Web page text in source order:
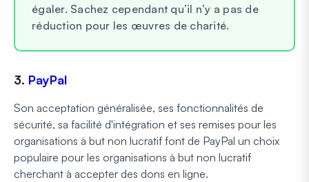
égaler. Sachez cependant qu’il n’y a pas de
réduction pour les œuvres de charité.
3. PayPal
Son acceptation généralisée, ses fonctionnalités de
sécurité, sa facilité d'intégration et ses remises pour les
organisations à but non lucratif font de PayPal un choix
populaire pour les organisations à but non lucratif
cherchant à accepter des dons en ligne.